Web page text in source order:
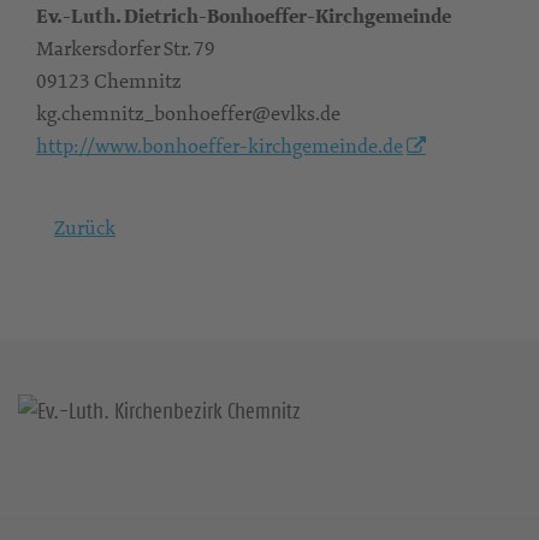
Ev.-Luth. Dietrich-Bonhoeffer-Kirchgemeinde
Markersdorfer Str. 79
09123 Chemnitz
kg.chemnitz_bonhoeffer@evlks.de
http://www.bonhoeffer-kirchgemeinde.de
Zurück